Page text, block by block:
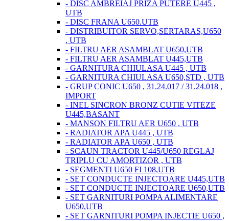
- DISC AMBREIAJ PRIZA PUTERE U445 ,
UTB
- DISC FRANA U650.UTB
- DISTRIBUITOR SERVO,SERTARAS,U650
, UTB
- FILTRU AER ASAMBLAT U650,UTB
- FILTRU AER ASAMBLAT U445,UTB
- GARNITURA CHIULASA U445 , UTB
- GARNITURA CHIULASA U650,STD , UTB
- GRUP CONIC U650 , 31.24.017 / 31.24.018 ,
IMPORT
- INEL SINCRON BRONZ CUTIE VITEZE
U445,BASANT
- MANSON FILTRU AER U650 , UTB
- RADIATOR APA U445 , UTB
- RADIATOR APA U650 , UTB
- SCAUN TRACTOR U445/U650 REGLAJ
TRIPLU CU AMORTIZOR , UTB
- SEGMENTI U650 FI 108,UTB
- SET CONDUCTE INJECTOARE U445,UTB
- SET CONDUCTE INJECTOARE U650,UTB
- SET GARNITURI POMPA ALIMENTARE
U650,UTB
- SET GARNITURI POMPA INJECTIE U650 ,